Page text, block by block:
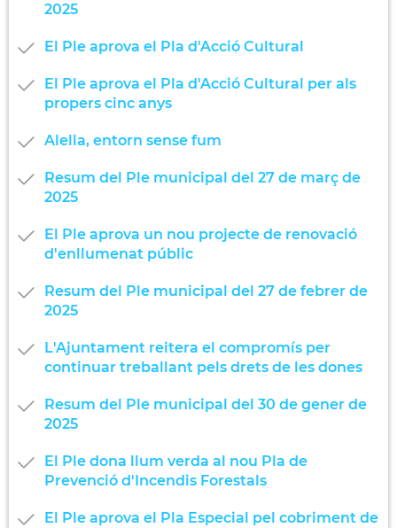
2025
El Ple aprova el Pla d'Acció Cultural
El Ple aprova el Pla d'Acció Cultural per als
propers cinc anys
Alella, entorn sense fum
Resum del Ple municipal del 27 de març de
2025
El Ple aprova un nou projecte de renovació
d'enllumenat públic
Resum del Ple municipal del 27 de febrer de
2025
L'Ajuntament reitera el compromís per
continuar treballant pels drets de les dones
Resum del Ple municipal del 30 de gener de
2025
El Ple dona llum verda al nou Pla de
Prevenció d'Incendis Forestals
El Ple aprova el Pla Especial pel cobriment de